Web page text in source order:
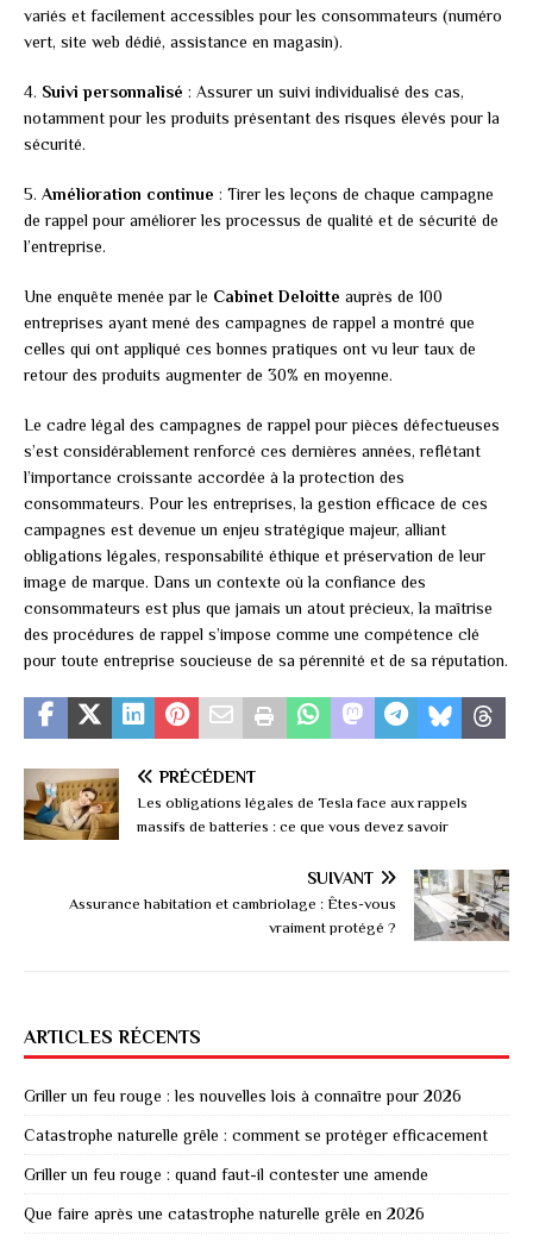
variés et facilement accessibles pour les consommateurs (numéro
vert, site web dédié, assistance en magasin).
4. Suivi personnalisé : Assurer un suivi individualisé des cas,
notamment pour les produits présentant des risques élevés pour la
sécurité.
5. Amélioration continue : Tirer les leçons de chaque campagne
de rappel pour améliorer les processus de qualité et de sécurité de
l’entreprise.
Une enquête menée par le Cabinet Deloitte auprès de 100
entreprises ayant mené des campagnes de rappel a montré que
celles qui ont appliqué ces bonnes pratiques ont vu leur taux de
retour des produits augmenter de 30% en moyenne.
Le cadre légal des campagnes de rappel pour pièces défectueuses
s’est considérablement renforcé ces dernières années, reflétant
l’importance croissante accordée à la protection des
consommateurs. Pour les entreprises, la gestion efficace de ces
campagnes est devenue un enjeu stratégique majeur, alliant
obligations légales, responsabilité éthique et préservation de leur
image de marque. Dans un contexte où la confiance des
consommateurs est plus que jamais un atout précieux, la maîtrise
des procédures de rappel s’impose comme une compétence clé
pour toute entreprise soucieuse de sa pérennité et de sa réputation.
PRÉCÉDENT
Les obligations légales de Tesla face aux rappels
massifs de batteries : ce que vous devez savoir
SUIVANT
Assurance habitation et cambriolage : Êtes-vous
vraiment protégé ?
ARTICLES RÉCENTS
Griller un feu rouge : les nouvelles lois à connaître pour 2026
Catastrophe naturelle grêle : comment se protéger efficacement
Griller un feu rouge : quand faut-il contester une amende
Que faire après une catastrophe naturelle grêle en 2026